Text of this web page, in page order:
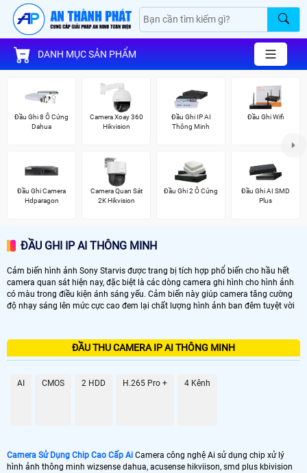
DANH MỤC SẢN PHẨM
Đầu Ghi 8 Ổ Cứng
Dahua
Camera Xoay 360
Hikvision
Đầu Ghi IP AI
Thông Minh
Đầu Ghi Wifi
Đầu Ghi Camera
Hdparagon
Camera Quan Sát
2K Hikvision
Đầu Ghi 2 Ổ Cứng
Đầu Ghi AI SMD
Plus
ĐẦU GHI IP AI THÔNG MINH
Cảm biến hình ảnh Sony Starvis được trang bị tích hợp phổ biến cho hầu hết
camera quan sát hiện nay, đặc biệt là các dòng camera ghi hình cho hình ảnh
có màu trong điều kiện ánh sáng yếu. Cảm biến này giúp camera tăng cường
độ nhạy sáng lên mức cực cao đem lại chất lượng hình ảnh ban đêm tuyệt vời
ĐẦU THU CAMERA IP AI THÔNG MINH
AI CMOS 2 HDD H.265 Pro + 4 Kênh
Camera Sử Dụng Chip Cao Cấp Ai Camera công nghệ Ai sử dụng chip xử lý
hình ảnh thông minh wizsense dahua, acusense hikviison, smd plus kbivision